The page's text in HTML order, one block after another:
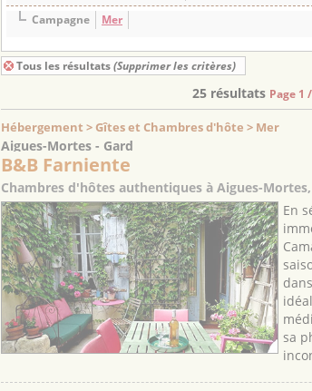
Campagne Mer
Tous les résultats (Supprimer les critères)
25 résultats Page 1
Hébergement > Gîtes et Chambres d'hôte > Mer
Aigues-Mortes - Gard
B&B Farniente
Chambres d'hôtes authentiques à Aigues-
En
sa